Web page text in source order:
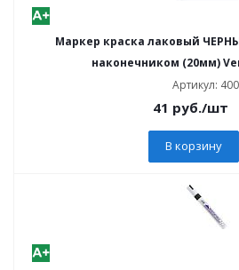
Маркер краска лаковый
наконечником (20мм)
Артикул:
41 руб./шт
В корзину